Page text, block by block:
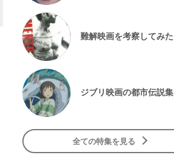
難解映画を考察してみた
ジブリ映画の都市伝説集
全ての特集を見る